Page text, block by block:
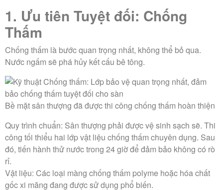
1. Ưu tiên Tuyệt đối: Chống
Thấm
Chống thấm là bước quan trọng nhất, không thể bỏ qua.
Nước ngấm sẽ phá hủy kết cấu bê tông.
Bề mặt sân thượng đã được thi công chống thấm hoàn thiện
Quy trình chuẩn: Sân thượng phải được vệ sinh sạch sẽ. Thi
công tối thiểu hai lớp vật liệu chống thấm chuyên dụng. Sau
đó, tiến hành thử nước trong 24 giờ để đảm bảo không có rò
rỉ.
Vật liệu: Các loại màng chống thấm polyme hoặc hóa chất
gốc xi măng đang được sử dụng phổ biến.